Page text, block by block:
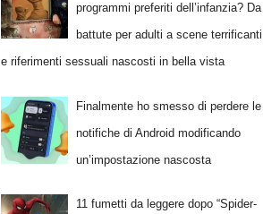
programmi preferiti dell’infanzia? Da
battute per adulti a scene terrificanti
e riferimenti sessuali nascosti in bella vista
Finalmente ho smesso di perdere le
notifiche di Android modificando
un’impostazione nascosta
11 fumetti da leggere dopo “Spider-